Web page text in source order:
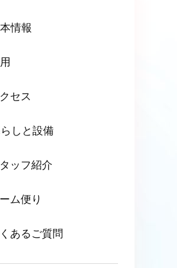
情報
セス
しと設備
ッフ紹介
ム便り
あるご質問